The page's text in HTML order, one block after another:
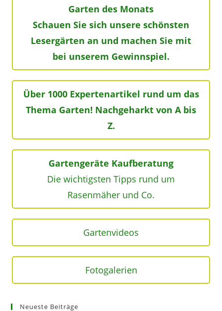
Garten des Monats
Schauen Sie sich unsere schönsten
Lesergärten an und machen Sie mit
bei unserem Gewinnspiel.
Über 1000 Expertenartikel rund um das
Thema Garten! Nachgeharkt von A bis
Z.
Gartengeräte Kaufberatung
Die wichtigsten Tipps rund um
Rasenmäher und Co.
Gartenvideos
Fotogalerien
Neueste Beiträge